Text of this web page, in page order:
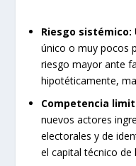
Riesgo sistémico:
único o muy pocos
riesgo mayor ante
hipotéticamente,
Competencia
nuevos actores
electorales y de
el capital técnico de